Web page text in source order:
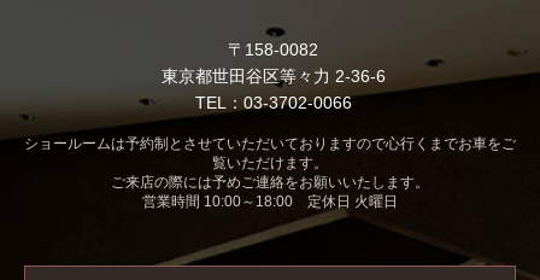
〒158-0082
東京都世田谷区等々力 2-36-6
TEL：03-3702-0066
ショールームは予約制とさせていただいておりますので心行くまでお車をご
覧いただけます。
ご来店の際には予めご連絡をお願いいたします。
営業時間 10:00～18:00 定休日 火曜日